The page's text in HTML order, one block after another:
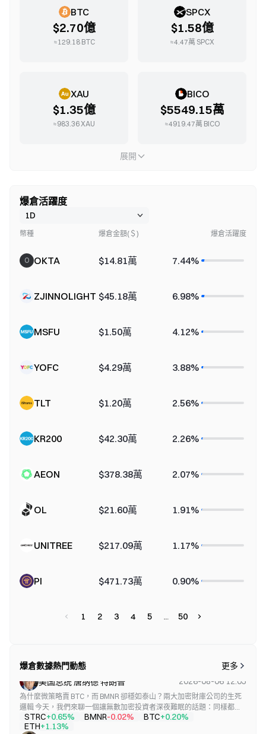
BTC
$2.70億
≈129.18 BTC
SPCX
$1.58億
≈4.47萬 SPCX
XAU
$1.35億
≈983.36XAU
BICO
$5549.15萬
≈4919.47萬 BICO
展開
爆倉活躍度
幣種 爆倉金額(＄) 爆倉活躍度
O OKTA $14.81萬 7.44%
ZJINNOLIGHT $45.18萬 6.98%
MSFU $1.50萬 4.12%
YOFC $4.29萬 3.88%
TLT $1.20萬 2.56%
KR200 $42.30萬 2.26%
AEON $378.38萬 2.07%
OL $21.60萬 1.91%
UNITREE $217.09萬 1.17%
PI $471.73萬 0.90%
1 2 3 4 5 50
爆倉數據熱門動態
更多
美国总统 唐纳德 特朗普
2026-08-06 12:05
為什麼微策略賣 BTC，而 BMNR 卻穩如泰山？兩大加密財庫公司的生死
邏輯 今天，我們來聊一個讓無數加密投資者深夜難眠的話題：同樣都是
「上市公司+加密資產」的財庫模型，為什麼微策略（Strategy）每次減
持 BTC 都會引發市場巨震，而 ETH「大戶」BMNR 卻彷彿置身事外，從
STRC+0.65% BMNR-0.02% BTC+0.20%
ETH+1.13%